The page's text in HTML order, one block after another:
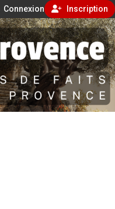
Connexion Inscription